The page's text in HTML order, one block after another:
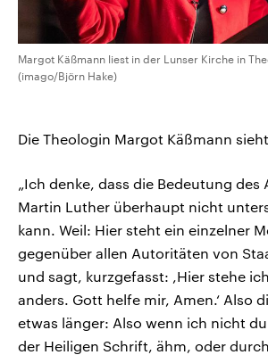
Margot Käßmann liest in der Lunser Kirche in
(imago/Björn Hake)
Die Theologin Margot Käßmann
„Ich denke, dass die Bedeutung
Martin Luther überhaupt nicht
kann. Weil: Hier steht ein einzelner
gegenüber allen Autoritäten von
und sagt, kurzgefasst: ,Hier stehe
anders. Gott helfe mir, Amen.‘ Also
etwas länger: Also wenn ich nicht
der Heiligen Schrift, ähm, oder